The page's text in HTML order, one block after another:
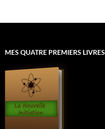
MES QUATRE PREMIERS LIVRES